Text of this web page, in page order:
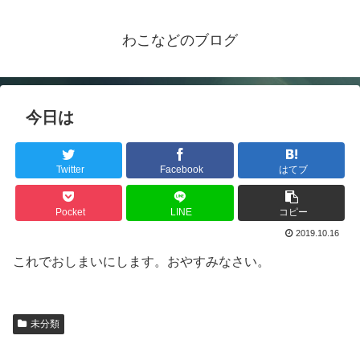
わこなどのブログ
今日は
Twitter Facebook はてブ
Pocket LINE コピー
2019.10.16
これでおしまいにします。おやすみなさい。
未分類